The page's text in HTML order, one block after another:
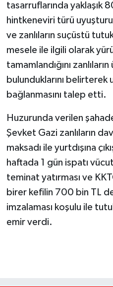
tasarruflarında yaklaşık
hintkeneviri türü
ve zanlıların suçüstü
mesele ile ilgili olarak
tamamlandığını
bulunduklarını
bağlanmasını talep etti.
Huzurunda verilen
Şevket Gazi zanlıların
maksadı ile yurtdışına
haftada 1 gün ispatı
teminat yatırması ve
birer kefilin 700 bin TL
imzalaması koşulu ile
emir verdi.